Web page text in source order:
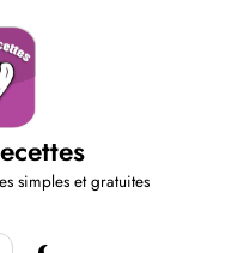
simples et gratuites